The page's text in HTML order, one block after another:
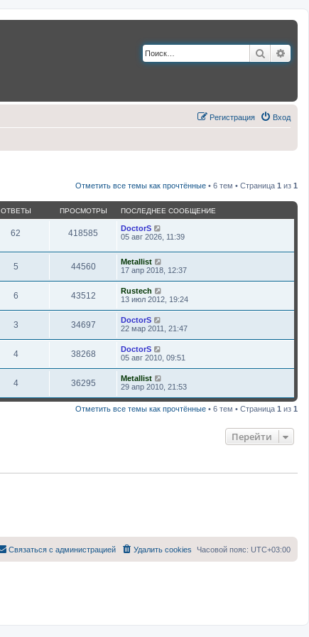
Поиск
Вход
Регистрация
Отметить все темы как прочтённые • 6 тем • Страница 1 из 1
ОТВЕТЫ ПРОСМОТРЫ ПОСЛЕДНЕЕ СООБЩЕНИЕ
62 418585
DoctorS
05 авг 2026, 11:39
5 44560
Metallist
17 апр 2018, 12:37
6 43512
Rustech
13 июл 2012, 19:24
3 34697
DoctorS
22 мар 2011, 21:47
4 38268
DoctorS
05 авг 2010, 09:51
4 36295
Metallist
29 апр 2010, 21:53
Отметить все темы как прочтённые • 6 тем • Страница 1 из 1
Перейти
Часовой пояс: UTC+03:00
Удалить cookies
Связаться с администрацией